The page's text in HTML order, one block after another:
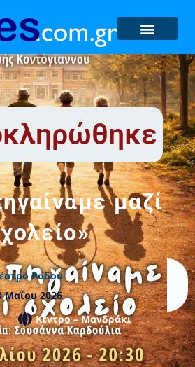
μαζί
Ρόδου
Μαΐου 2026
Κέντρο – Μανδράκι